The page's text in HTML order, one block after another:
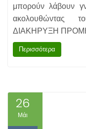
μπορούν λάβουν
ακολουθώντας
ΔΙΑΚΗΡΥΞΗ
Περισσότερα
26
Μάι